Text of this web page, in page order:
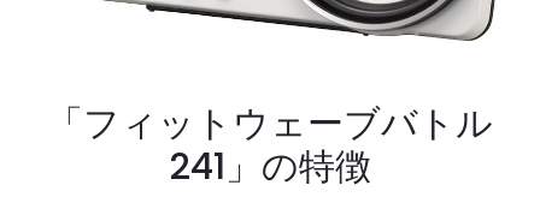
「フィットウェーブバトル
241」の特徴